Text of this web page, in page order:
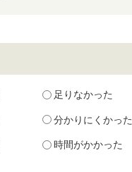
足りなかった
分かりにくかった
時間がかかった